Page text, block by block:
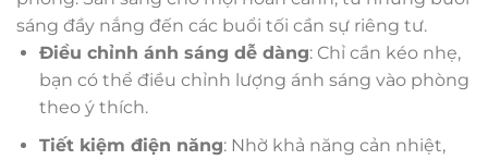
sáng đầy nắng đến các buổi tối cần sự riêng tư.
Điều chỉnh ánh sáng dễ dàng: Chỉ cần kéo nhẹ,
bạn có thể điều chỉnh lượng ánh sáng vào phòng
theo ý thích.
Tiết kiệm điện năng: Nhờ khả năng cản nhiệt,